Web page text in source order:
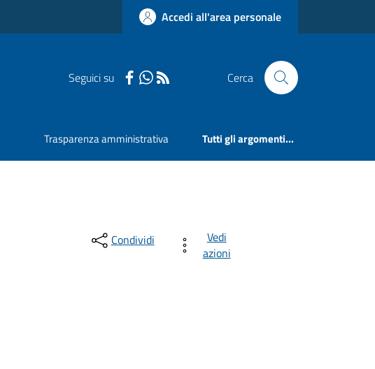
Accedi all'area personale
Seguici su Cerca
Trasparenza amministrativa Tutti gli argomenti...
Condividi
Vedi
azioni